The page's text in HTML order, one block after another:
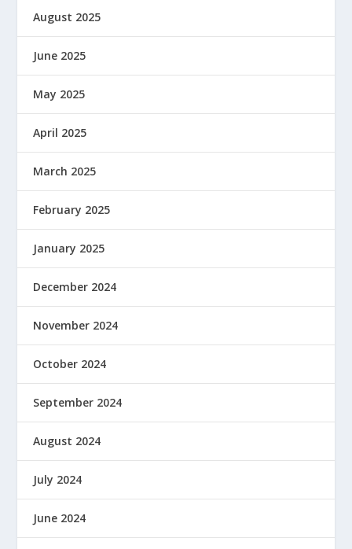
August 2025
June 2025
May 2025
April 2025
March 2025
February 2025
January 2025
December 2024
November 2024
October 2024
September 2024
August 2024
July 2024
June 2024